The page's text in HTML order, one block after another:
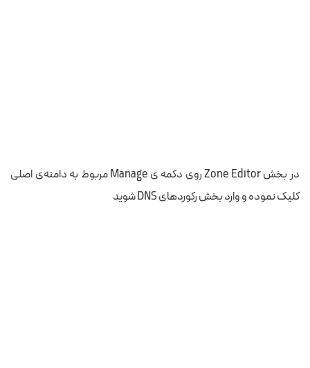
در بخش Zone Editor روی دکمه ی Manage مربوط به دامنه‌ی اصلی
کلیک نموده و وارد بخش رکوردهای DNS شوید